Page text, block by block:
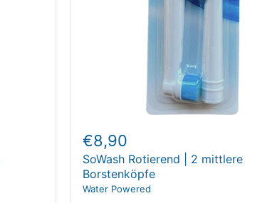
€8,90
SoWash Rotierend | 2 mittlere
Borstenköpfe
Water Powered